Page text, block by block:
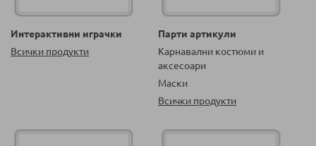
Интерактивни играчки
Всички продукти
Парти артикули
Карнавални костюми и
аксесоари
Маски
Всички продукти